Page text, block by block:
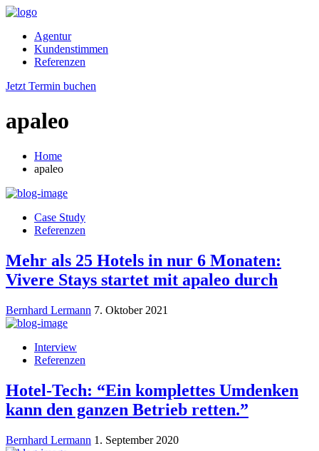
Agentur
Kundenstimmen
Referenzen
Jetzt Termin buchen
apaleo
Home
apaleo
Case Study
Referenzen
Mehr als 25 Hotels in nur 6 Monaten:
Vivere Stays startet mit apaleo durch
Bernhard Lermann 7. Oktober 2021
Interview
Referenzen
Hotel-Tech: “Ein komplettes Umdenken
kann den ganzen Betrieb retten.”
Bernhard Lermann 1. September 2020